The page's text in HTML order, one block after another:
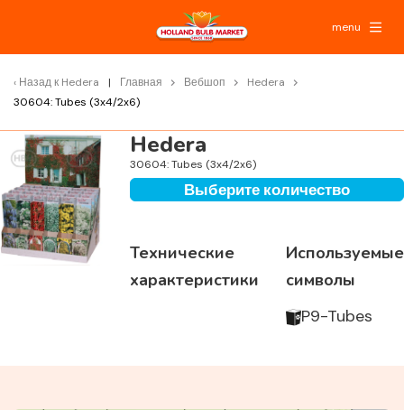
menu
Назад к Hedera Главная Вебшоп
Hedera
30604: Tubes (3x4/2x6)
Hedera
30604: Tubes (3x4/2x6)
Выберите количество
Технические
характеристики
Используемые
символы
P9-Tubes